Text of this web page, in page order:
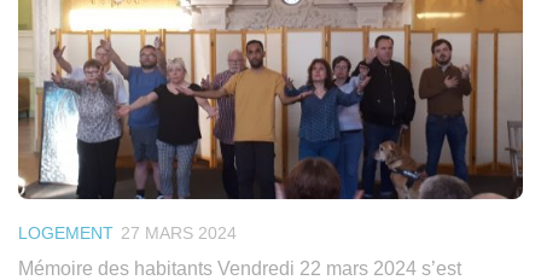
LOGEMENT 27 MARS 2024
Mémoire des habitants Vendredi 22 mars 2024 s’est